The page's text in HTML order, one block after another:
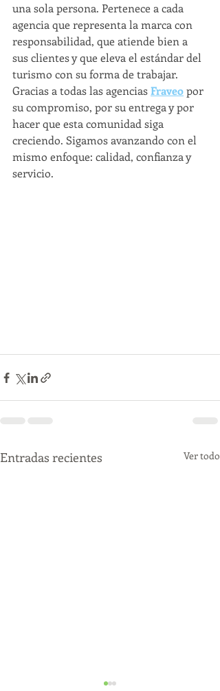
una sola persona. Pertenece a cada
agencia que representa la marca con
responsabilidad, que atiende bien a
sus clientes y que eleva el estándar del
turismo con su forma de trabajar.
Gracias a todas las agencias Fraveo por
su compromiso, por su entrega y por
hacer que esta comunidad siga
creciendo. Sigamos avanzando con el
mismo enfoque: calidad, confianza y
servicio.
Entradas recientes Ver todo